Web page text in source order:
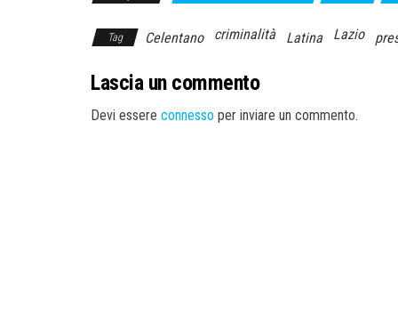
Tag Celentano criminalità Latina Lazio
Lascia un commento
Devi essere connesso per inviare un commento.